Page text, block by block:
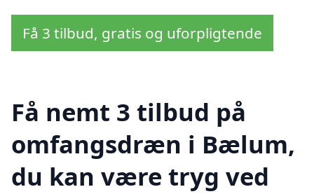
Få 3 tilbud, gratis og uforpligtende
Få nemt 3 tilbud på
omfangsdræn i Bælum,
du kan være tryg ved